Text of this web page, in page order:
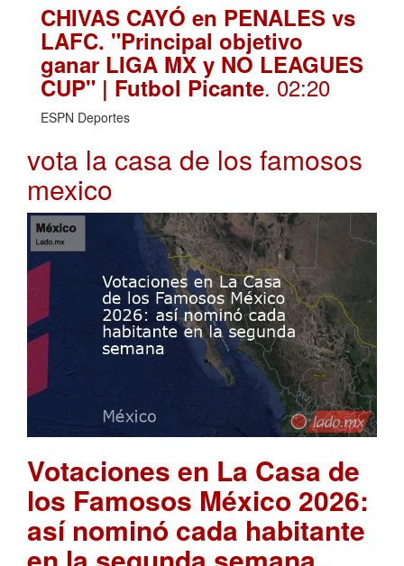
CHIVAS CAYÓ en PENALES vs
LAFC. "Principal objetivo
ganar LIGA MX y NO LEAGUES
CUP" | Futbol Picante. 02:20
ESPN Deportes
vota la casa de los famosos
mexico
Votaciones en La Casa de
los Famosos México 2026:
así nominó cada habitante